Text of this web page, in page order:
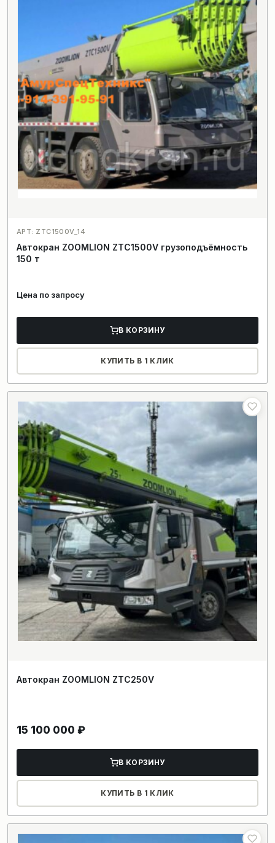
АРТ: ZTC1500V_14
Автокран ZOOMLION ZTC1500V грузоподъёмность
150 т
Цена по запросу
В КОРЗИНУ
КУПИТЬ В 1 КЛИК
Автокран ZOOMLION ZTC250V
15 100 000 ₽
В КОРЗИНУ
КУПИТЬ В 1 КЛИК